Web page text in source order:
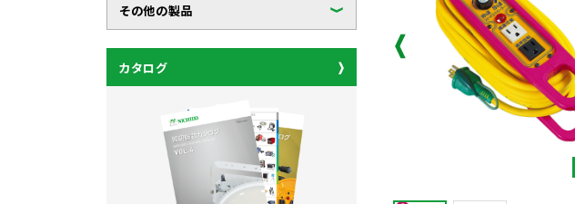
その他の製品
カタログ